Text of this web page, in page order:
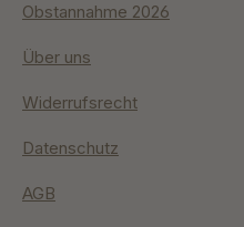
Obstannahme 2026
Über uns
Widerrufsrecht
Datenschutz
AGB